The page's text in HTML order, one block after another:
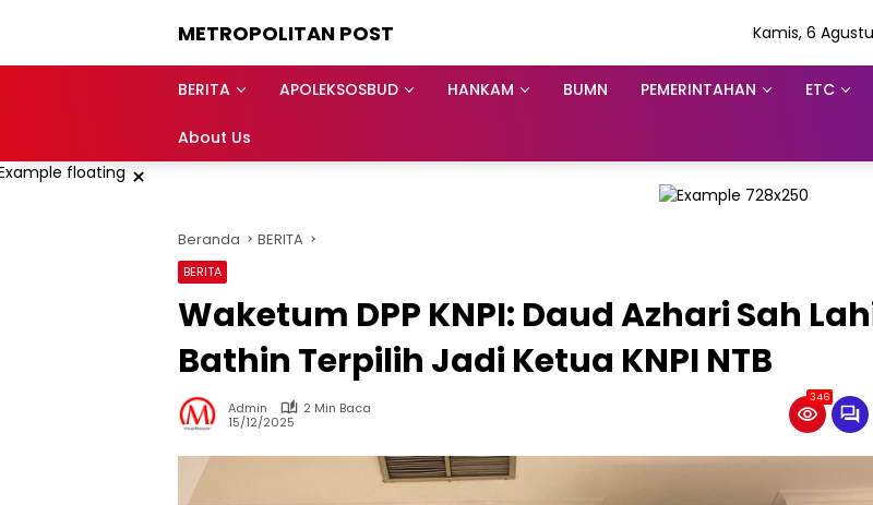
METROPOLITAN POST Kamis, 6
BERITA APOLEKSOSBUD HANKAM BUMN PEMERINTAHAN ETC
About Us
×
Beranda BERITA
BERITA
Waketum DPP KNPI: Daud Azhari Sah
Bathin Terpilih Jadi Ketua KNPI NTB
Admin
2 Min Baca
15/12/2025
346